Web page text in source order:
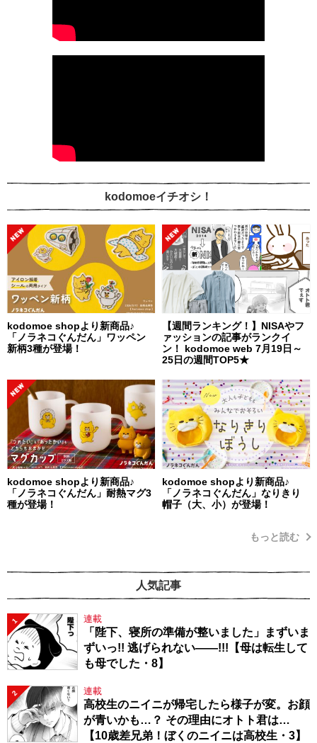
kodomoeイチオシ！
kodomoe shopより新商品♪
「ノラネコぐんだん」ワッペン
新柄3種が登場！
【週間ランキング！】NISAやフ
ァッションの記事がランクイ
ン！ kodomoe web 7月19日～
25日の週間TOP5★
kodomoe shopより新商品♪
「ノラネコぐんだん」耐熱マグ3
種が登場！
kodomoe shopより新商品♪
「ノラネコぐんだん」なりきり
帽子（大、小）が登場！
もっと読む
人気記事
1 連載
「陛下、寝所の準備が整いました」まずいま
ずいっ!! 逃げられない――!!!【母は転生して
も母でした・8】
2 連載
高校生のニイニが帰宅したら様子が変。お顔
が青いかも…？ その理由にオトト君は…
【10歳差兄弟！ぼくのニイニは高校生・3】